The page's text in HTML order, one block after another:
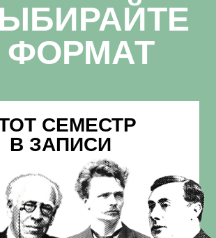
СЕМЕСТР
В ЗАПИСИ
ФОРМАТ